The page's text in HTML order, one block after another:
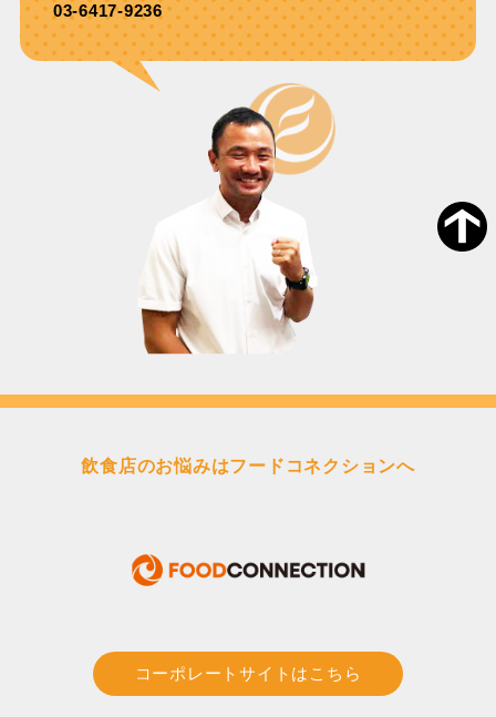
03-6417-9236
飲食店のお悩みはフードコネクションへ
コーポレートサイトはこちら